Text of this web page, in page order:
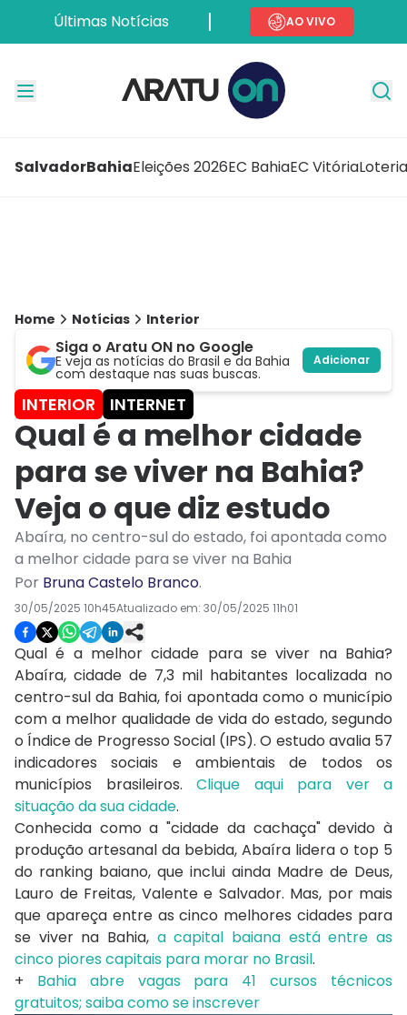
Últimas Notícias AO VIVO
SalvadorBahiaEleições 2026EC BahiaEC Vitória
Home Notícias Interior
Siga o Aratu ON no Google
E veja as notícias do Brasil e da Bahia
com destaque nas suas buscas.
Adicionar
INTERIOR INTERNET
Qual é a melhor cidade
para se viver na Bahia?
Veja o que diz estudo
Abaíra, no centro-sul do estado, foi apontada como
a melhor cidade para se viver na Bahia
Por Bruna Castelo Branco.
30/05/2025 10h45Atualizado em: 30/05/2025 11h01
Qual é a melhor cidade para se viver na Bahia?
Abaíra, cidade de 7,3 mil habitantes localizada no
centro-sul da Bahia, foi apontada como o município
com a melhor qualidade de vida do estado, segundo
o Índice de Progresso Social (IPS). O estudo avalia 57
indicadores sociais e ambientais de todos os
municípios brasileiros. Clique aqui para ver a
situação da sua cidade.
Conhecida como a "cidade da cachaça" devido à
produção artesanal da bebida, Abaíra lidera o top 5
do ranking baiano, que inclui ainda Madre de Deus,
Lauro de Freitas, Valente e Salvador. Mas, por mais
que apareça entre as cinco melhores cidades para
se viver na Bahia, a capital baiana está entre as
cinco piores capitais para morar no Brasil.
+ Bahia abre vagas para 41 cursos técnicos
gratuitos; saiba como se inscrever